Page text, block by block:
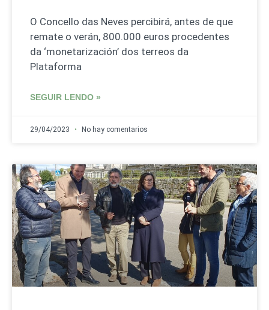
O Concello das Neves percibirá, antes de que
remate o verán, 800.000 euros procedentes
da ‘monetarización’ dos terreos da
Plataforma
SEGUIR LENDO »
29/04/2023 No hay comentarios